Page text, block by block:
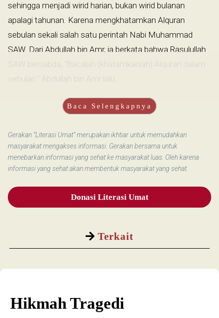
Terkait
sehingga menjadi wirid harian, bukan wirid bulanan
apalagi tahunan. Karena mengkhatamkan Alquran
sebulan sekali salah satu perintah Nabi Muhammad
SAW. Dari Abdullah bin Amr, ia berkata bahwa Rasulullah
SAW bersabda, "Bacalah (khatamkanlah) Alquran dalam
sebulan.” Abdullah bin Amr lalu...
Baca Selengkapnya
Gerakan “Literasi Umat” merupakan ikhtiar untuk memudahkan
masyarakat mengakses informasi. Gerakan bersama untuk
menebarkan informasi yang sehat ke masyarakat luas. Oleh karena
informasi yang sehat akan membentuk masyarakat yang sehat.
Donasi Literasi Umat
Hikmah Tragedi